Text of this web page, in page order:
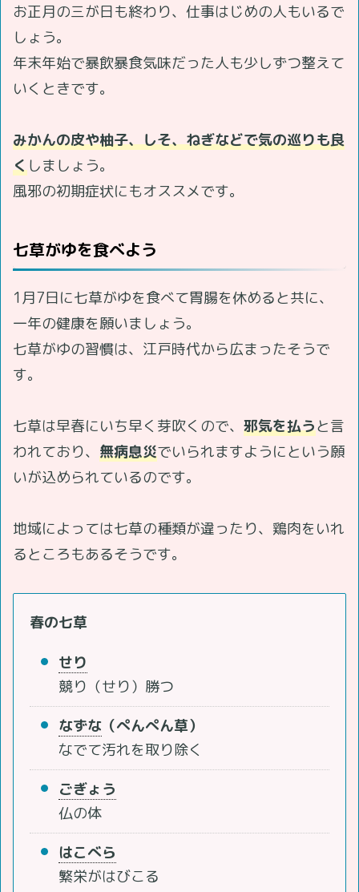
お正月の三が日も終わり、仕事はじめの人もいるで
しょう。
年末年始で暴飲暴食気味だった人も少しずつ整えて
いくときです。
みかんの皮や柚子、しそ、ねぎなどで気の巡りも良
くしましょう。
風邪の初期症状にもオススメです。
七草がゆを食べよう
1月7日に七草がゆを食べて胃腸を休めると共に、
一年の健康を願いましょう。
七草がゆの習慣は、江戸時代から広まったそうで
す。
七草は早春にいち早く芽吹くので、 邪気を払うと言
われており、 無病息災でいられますようにという願
いが込められているのです。
地域によっては七草の種類が違ったり、鶏肉をいれ
るところもあるそうです。
春の七草
せり
競り（せり）勝つ
なずな （ぺんぺん草）
なでて汚れを取り除く
ごぎょう
仏の体
はこべら
繁栄がはびこる